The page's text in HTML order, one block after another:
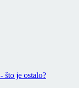
što je ostalo?